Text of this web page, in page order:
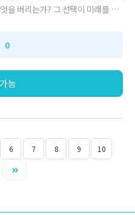
을 버리는가? 그 선택이 미래를 바
0
능
6 7 8 9 10